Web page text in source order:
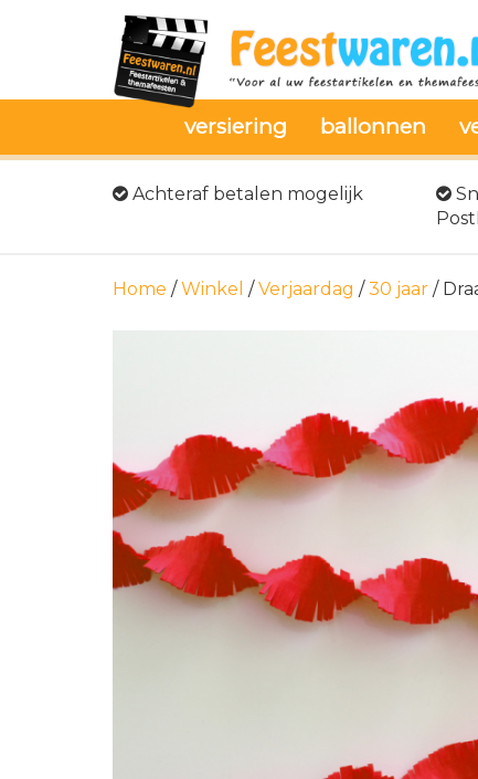
versiering ballonnen
Achteraf betalen mogelijk
Home /Winkel /Verjaardag /30 jaar /